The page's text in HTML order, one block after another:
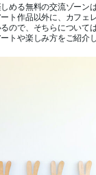
める無料の交流ゾーン
ト作品以外に、カフェ
ので、そちらについて
トや楽しみ方をご紹介し